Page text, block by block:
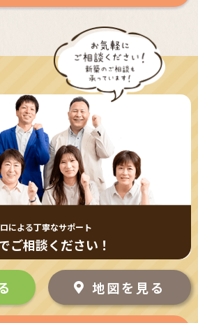
による丁寧なサポート
ご相談ください！
地図を見る